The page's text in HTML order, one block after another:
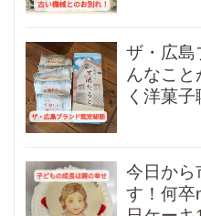
ザ・広島
んなこ
く洋菓子
今日から
す！何